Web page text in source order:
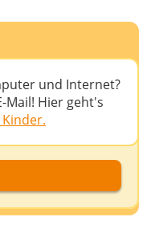
und Internet?
Mail! Hier geht's